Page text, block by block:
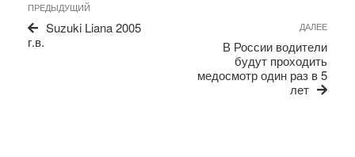
по
записям
Предыдущая
запись
ПРЕДЫДУЩИЙ
Suzuki Liana 2005
г.в.
ДАЛЕЕ
В России водители
будут проходить
медосмотр один раз в 5
лет